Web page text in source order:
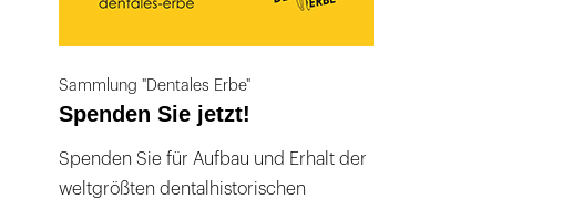
Sammlung "Dentales Erbe"
Spenden Sie jetzt!
Spenden Sie für Aufbau und Erhalt der
weltgrößten dentalhistorischen